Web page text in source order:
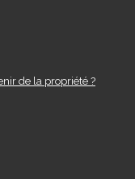
de la propriété ?